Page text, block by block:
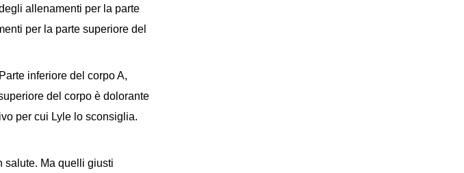
allenamenti per la parte
per la parte superiore del
inferiore del corpo A,
del corpo è dolorante
per cui Lyle lo sconsiglia.
salute. Ma quelli giusti